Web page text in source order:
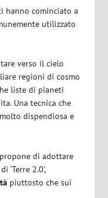
hanno cominciato a
utilizzato
verso il cielo
regioni di cosmo
liste di pianeti
Una tecnica che
dispendiosa e
di adottare
‘Terre 2.0’,
piuttosto che sui